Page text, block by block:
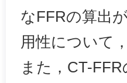
なFFRの算出
用性について
また，CT-